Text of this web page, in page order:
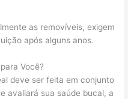
as removíveis, exigem
após alguns anos.
Você?
deve ser feita em conjunto
avaliará sua saúde bucal, a